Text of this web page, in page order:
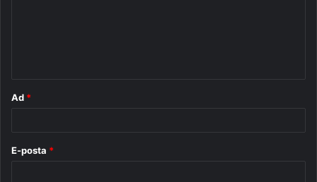
Ad *
E-posta *